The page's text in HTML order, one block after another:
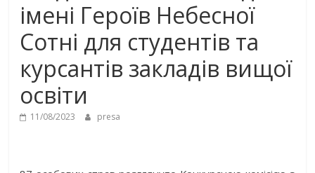
імені Героїв Небесної
Сотні для студентів та
курсантів закладів вищої
освіти
11/08/2023 presa